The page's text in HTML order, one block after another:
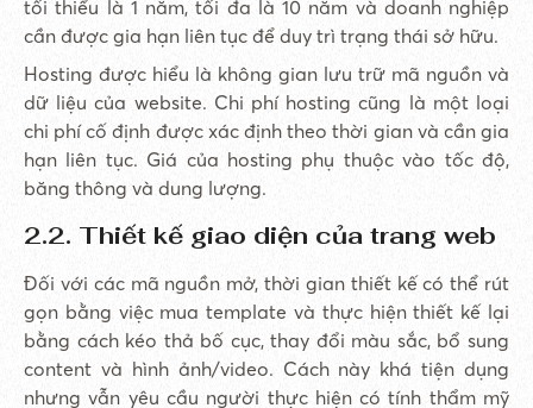
tối thiểu là 1 năm, tối đa là 10 năm và doanh nghiệp
cần được gia hạn liên tục để duy trì trạng thái sở hữu.
Hosting được hiểu là không gian lưu trữ mã nguồn và
dữ liệu của website. Chi phí hosting cũng là một loại
chi phí cố định được xác định theo thời gian và cần gia
hạn liên tục. Giá của hosting phụ thuộc vào tốc độ,
băng thông và dung lượng.
2.2. Thiết kế giao diện của trang web
Đối với các mã nguồn mở, thời gian thiết kế có thể rút
gọn bằng việc mua template và thực hiện thiết kế lại
bằng cách kéo thả bố cục, thay đổi màu sắc, bổ sung
content và hình ảnh/video. Cách này khá tiện dụng
nhưng vẫn yêu cầu người thực hiện có tính thẩm mỹ